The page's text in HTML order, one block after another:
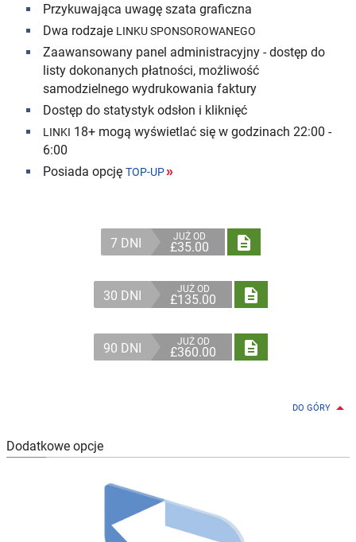
Przykuwająca uwagę szata graficzna
Dwa rodzaje LINKU SPONSOROWANEGO
Zaawansowany panel administracyjny - dostęp do
listy dokonanych płatności, możliwość
samodzielnego wydrukowania faktury
Dostęp do statystyk odsłon i kliknięć
LINKI 18+ mogą wyświetlać się w godzinach 22:00 -
6:00
Posiada opcję TOP-UP»
7 DNI JUŻ OD
£35.00 
30 DNI JUŻ OD
£135.00 
90 DNI JUŻ OD
£360.00 
DO GÓRY 
Dodatkowe opcje